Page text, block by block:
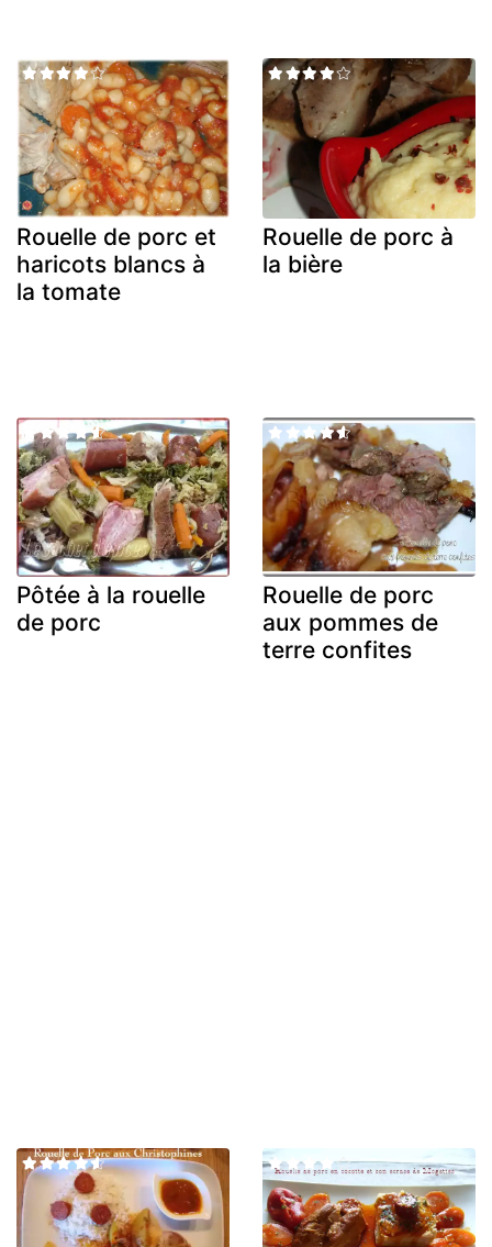
Rouelle de porc et
haricots blancs à
la tomate
Rouelle de porc à
la bière
Pôtée à la rouelle
de porc
Rouelle de porc
aux pommes de
terre confites